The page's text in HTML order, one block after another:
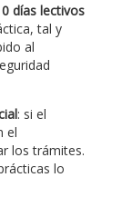
días lectivos
tal y
al
: si el
el
los trámites.
lo